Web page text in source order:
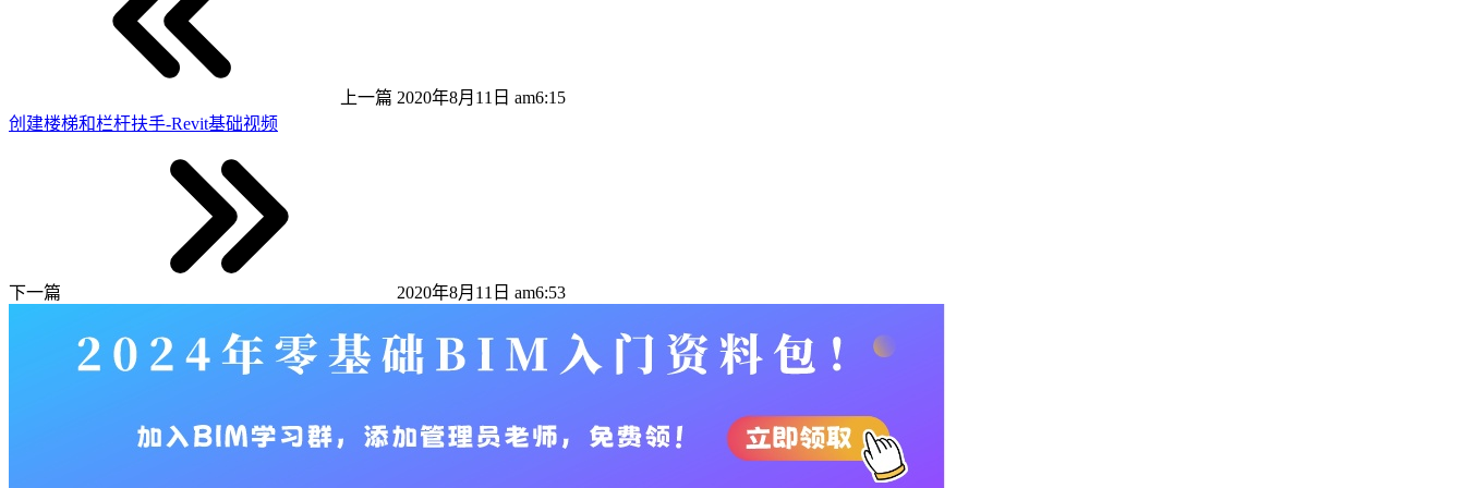
上一篇 2020年8月11日 am6:15
创建楼梯和栏杆扶手-Revit基础视频
下一篇 2020年8月11日 am6:53